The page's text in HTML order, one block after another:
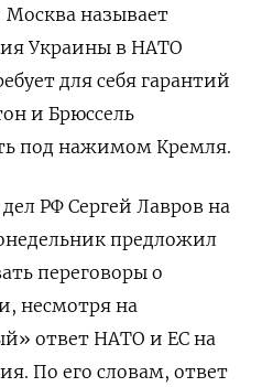
Москва называет
Украины в НАТО
для себя гарантий
и Брюссель
под нажимом Кремля.
РФ Сергей Лавров на
предложил
переговоры о
несмотря на
ответ НАТО и ЕС на
По его словам, ответ